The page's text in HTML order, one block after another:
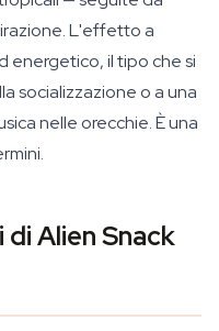
L'effetto a
energetico, il tipo che si
socializzazione o a una
nelle orecchie. È una
Alien Snack